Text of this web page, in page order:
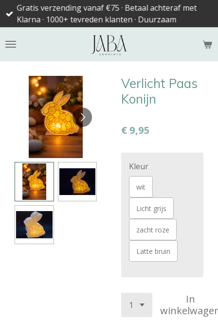
Ga
direct
de
Gratis verzending vanaf €75 · Betaal achteraf met
Klarna · 1000+ tevreden klanten · Duurzaam
Verlicht Paas
Konijn
€ 9,95
Kleur
wit
Licht grijs
zacht roze
Latte bruin
In